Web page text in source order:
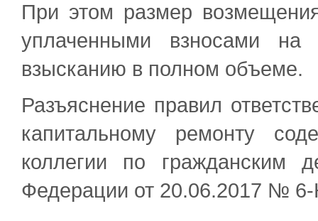
При этом размер
уплаченными взносами на
взысканию в полном объеме.
Разъяснение правил
капитальному ремонту
коллегии по гражданским
Федерации от 20.06.2017 № 6-